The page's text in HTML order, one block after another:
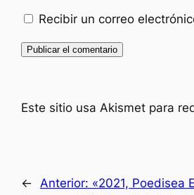
Recibir un correo
Este sitio usa Akismet para
← Anterior: «2021, Poedisea